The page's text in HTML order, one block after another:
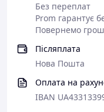
Без переплат
Prom гарантує
Повернемо
Післяплата
Нова Пошта
Оплата на
IBAN